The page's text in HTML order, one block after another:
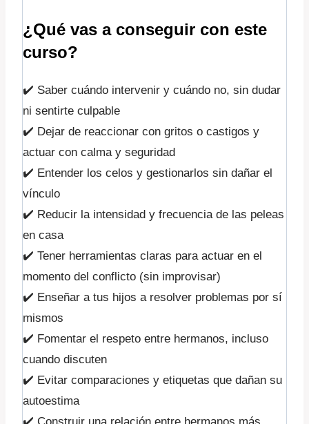
¿Qué vas a conseguir con este
curso?
✔️ Saber cuándo intervenir y cuándo no, sin dudar
ni sentirte culpable
✔️ Dejar de reaccionar con gritos o castigos y
actuar con calma y seguridad
✔️ Entender los celos y gestionarlos sin dañar el
vínculo
✔️ Reducir la intensidad y frecuencia de las peleas
en casa
✔️ Tener herramientas claras para actuar en el
momento del conflicto (sin improvisar)
✔️ Enseñar a tus hijos a resolver problemas por sí
mismos
✔️ Fomentar el respeto entre hermanos, incluso
cuando discuten
✔️ Evitar comparaciones y etiquetas que dañan su
autoestima
✔️ Construir una relación entre hermanos más